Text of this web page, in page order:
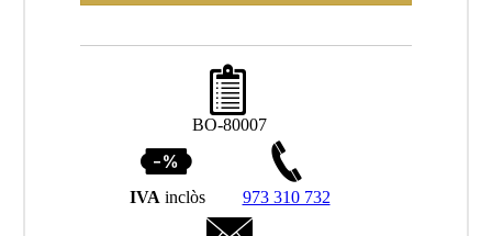
BO-80007
IVA inclòs 973 310 732